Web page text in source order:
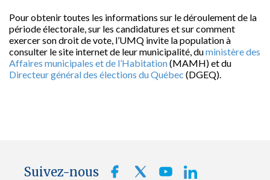
Pour obtenir toutes les informations sur le déroulement de la
période électorale, sur les candidatures et sur comment
exercer son droit de vote, l’UMQ invite la population à
consulter le site internet de leur municipalité, duministère des
Affaires municipales et de l’Habitation(MAMH) et du
Directeur général des élections du Québec (DGEQ).
Suivez-nous